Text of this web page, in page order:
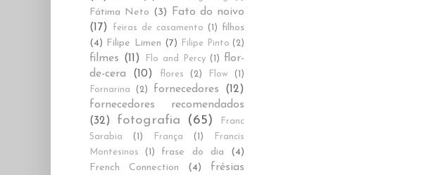
Fátima Neto (3)
Fato do noivo
(17)
feiras de casamento (1)
filhos
(4) Filipe Limen (7) Filipe Pinto (2)
filmes (11) Flo and Percy (1)
flor-
de-cera
(10) flores (2) Flow
(1)
Fornarina
(2) fornecedores
(12)
fornecedores recomendados
(32)
fotografia (65)
Franc
Sarabia
(1) França (1)
Francis
Montesinos
(1) frase do dia
(4)
French Connection
(4) frésias